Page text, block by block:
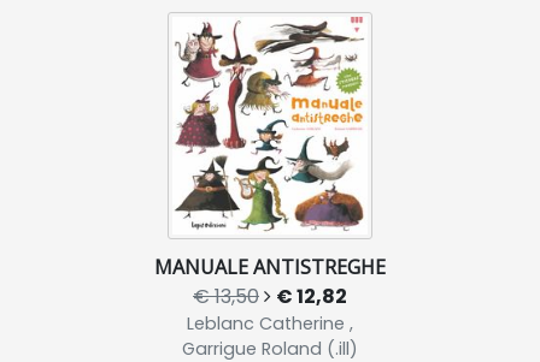
MANUALE ANTISTREGHE
€ 13,50 € 12,82
Leblanc Catherine ,
Garrigue Roland (.ill)